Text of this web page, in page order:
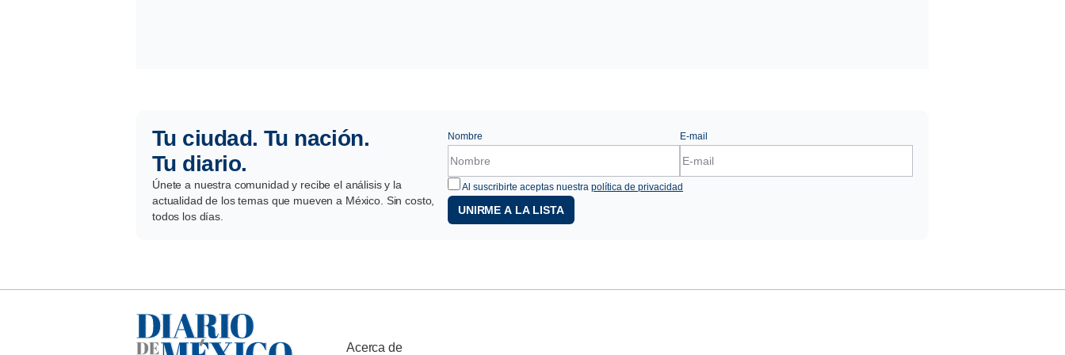
Tu ciudad. Tu nación.
Tu diario.
Únete a nuestra comunidad y recibe el análisis y la
actualidad de los temas que mueven a México. Sin costo,
todos los días.
Nombre E-mail
Al suscribirte aceptas nuestra política de privacidad
UNIRME A LA LISTA
Acerca de